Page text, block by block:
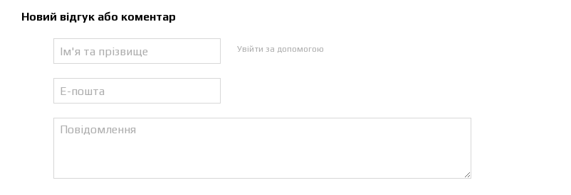
Новий відгук або коментар
Увійти за допомогою